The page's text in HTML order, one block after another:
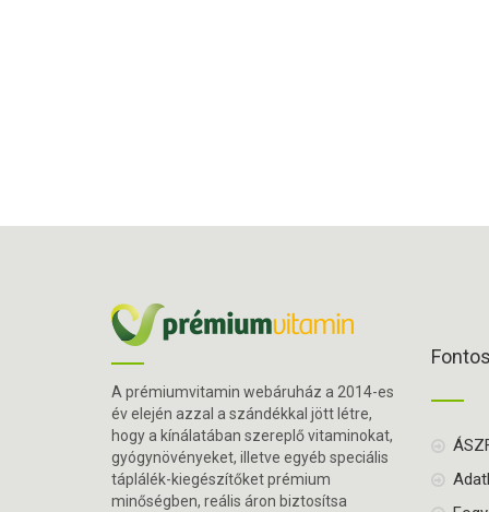
A prémiumvitamin webáruház a 2014-es
év elején azzal a szándékkal jött létre,
hogy a kínálatában szereplő vitaminokat,
gyógynövényeket, illetve egyéb speciális
táplálék-kiegészítőket prémium
minőségben, reális áron biztosítsa